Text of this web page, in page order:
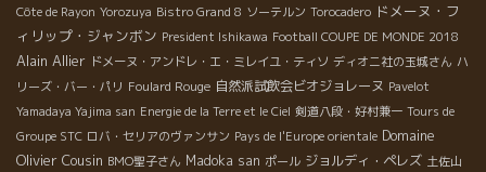
Côte de Rayon Yorozuya Bistro Grand 8 ソーテルン Torocadero ドメーヌ・フ
ィリップ・ジャンボン President Ishikawa Football COUPE DE MONDE 2018
Alain Allier ドメーヌ・アンドレ・エ・ミレイユ・ティソ ディオニ社の玉城さん ハ
リーズ・バー・パリ Foulard Rouge 自然派試飲会ビオジョレーヌ Pavelot
Yamadaya Yajima san Energie de la Terre et le Ciel 剣道八段・好村兼一 Tours de
Groupe STC ロバ・セリアのヴァンサン Pays de l'Europe orientale Domaine
Olivier Cousin BMO聖子さん Madoka san ポール ジョルディ・ペレズ 土佐山